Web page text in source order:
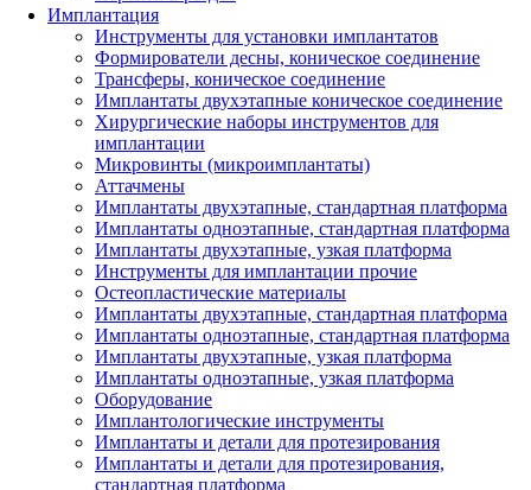
Имплантация
Инструменты для установки имплантатов
Формирователи десны, коническое соединение
Трансферы, коническое соединение
Имплантаты двухэтапные коническое соединение
Хирургические наборы инструментов для
имплантации
Микровинты (микроимплантаты)
Аттачмены
Имплантаты двухэтапные, стандартная платформа
Имплантаты одноэтапные, стандартная платформа
Имплантаты двухэтапные, узкая платформа
Инструменты для имплантации прочие
Остеопластические материалы
Имплантаты двухэтапные, стандартная платформа
Имплантаты одноэтапные, стандартная платформа
Имплантаты двухэтапные, узкая платформа
Имплантаты одноэтапные, узкая платформа
Оборудование
Имплантологические инструменты
Имплантаты и детали для протезирования
Имплантаты и детали для протезирования,
стандартная платформа